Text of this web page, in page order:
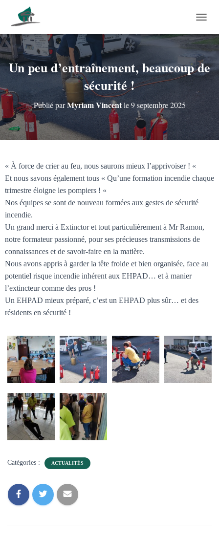
Un peu d’entraînement, beaucoup de
sécurité !
Publié parMyriam Vincentle9 septembre 2025
« À force de crier au feu, nous saurons mieux l’apprivoiser ! «
Et nous savons également tous « Qu’une formation incendie chaque
trimestre éloigne les pompiers ! «
Nos équipes se sont de nouveau formées aux gestes de sécurité
incendie.
Un grand merci à Extinctor et tout particulièrement à Mr Ramon,
notre formateur passionné, pour ses précieuses transmissions de
connaissances et de savoir-faire en la matière.
Nous avons appris à garder la tête froide et bien organisée, face au
potentiel risque incendie inhérent aux EHPAD… et à manier
l’extincteur comme des pros !
Un EHPAD mieux préparé, c’est un EHPAD plus sûr… et des
résidents en sécurité !
Catégories : ACTUALITÉS